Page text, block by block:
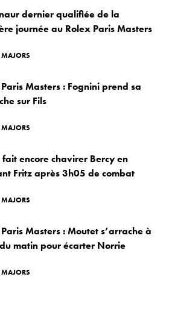
dernier qualifiée de la
journée au Rolex Paris Masters
Masters : Fognini prend sa
sur Fils
fait encore chavirer Bercy en
Fritz après 3h05 de combat
Masters : Moutet s’arrache à
matin pour écarter Norrie